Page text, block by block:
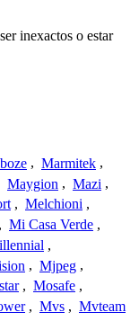
inexactos o estar
, Marmitek ,
Maygion , Mazi ,
, Melchioni ,
, Mi Casa Verde ,
,
, Mjpeg ,
, Mosafe ,
, Mvs , Mvteam